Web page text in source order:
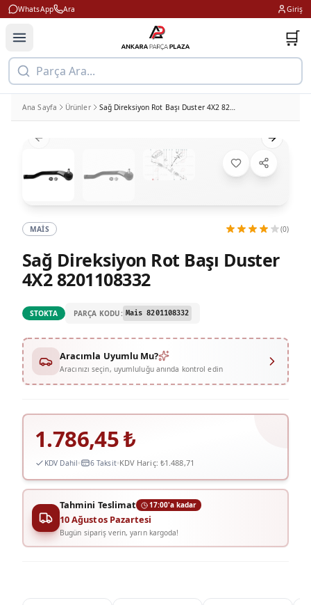
WhatsApp Ara Giriş
🛒
Parça Ara...
Ana Sayfa Ürünler Sağ Direksiyon Rot Başı Duster 4X2 8201108332
Previous slide Next
MAIS (0)
Sağ Direksiyon Rot Başı Duster
4X2 8201108332
STOKTA PARÇA KODU: Mais 8201108332
Aracımla Uyumlu Mu?
Aracınızı seçin, uyumluluğu anında kontrol edin
1.786,45₺
KDV Dahil 6 Taksit KDV Hariç: ₺1.488,71
Tahmini Teslimat 17:00'a kadar
10 Ağustos Pazartesi
Bugün sipariş verin, yarın kargoda!